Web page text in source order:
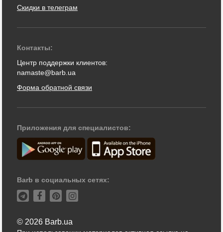
Скидки в телеграм
Контакты:
Центр поддержки клиентов:
namaste@barb.ua
Форма обратной связи
Приложения для специалистов:
Barb в социальных сетях:
© 2026 Barb.ua